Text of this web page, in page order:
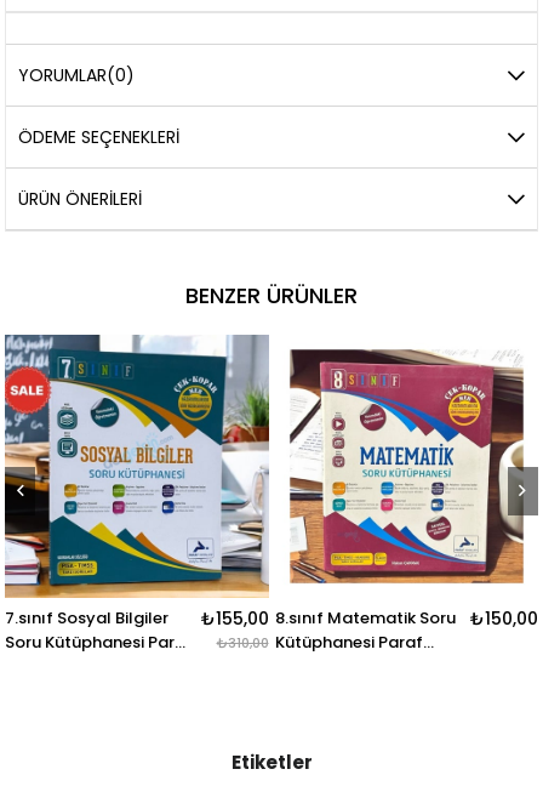
YORUMLAR(0)
ÖDEME SEÇENEKLERI
ÜRÜN ÖNERILERI
BENZER ÜRÜNLER
Paraf
₺155,00
₺310,00
8.sınıf Matematik Soru
Kütüphanesi Paraf
₺150,00 8.sınıf İnkılap
Soru
Etiketler